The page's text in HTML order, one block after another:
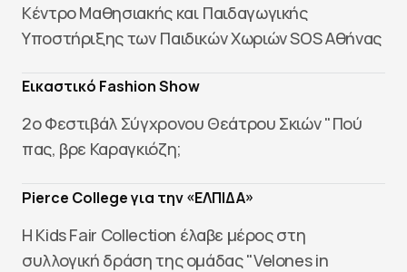
Κέντρο Μαθησιακής και Παιδαγωγικής
Υποστήριξης των Παιδικών Χωριών SOS Αθήνας
Εικαστικό Fashion Show
2o Φεστιβάλ Σύγχρονου Θεάτρου Σκιών "Πού
πας, βρε Καραγκιόζη;
Pierce College για την «ΕΛΠΙΔΑ»
H Kids Fair Collection έλαβε μέρος στη
συλλογική δράση της ομάδας "Velones in